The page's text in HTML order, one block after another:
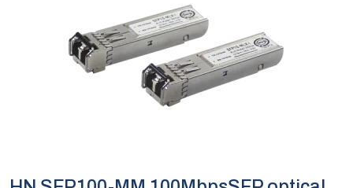
Sikkerhet og overvåkning